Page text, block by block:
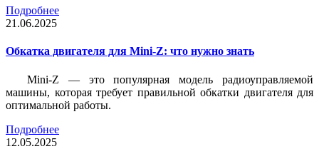
Подробнее
21.06.2025
Обкатка двигателя для Mini-Z: что нужно знать
Mini-Z — это популярная модель радиоуправляемой
машины, которая требует правильной обкатки двигателя для
оптимальной работы.
Подробнее
12.05.2025